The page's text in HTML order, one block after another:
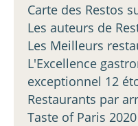
Carte des Restos
Les auteurs de
Les Meilleurs
L'Excellence
exceptionnel 12
Restaurants par
Taste of Paris